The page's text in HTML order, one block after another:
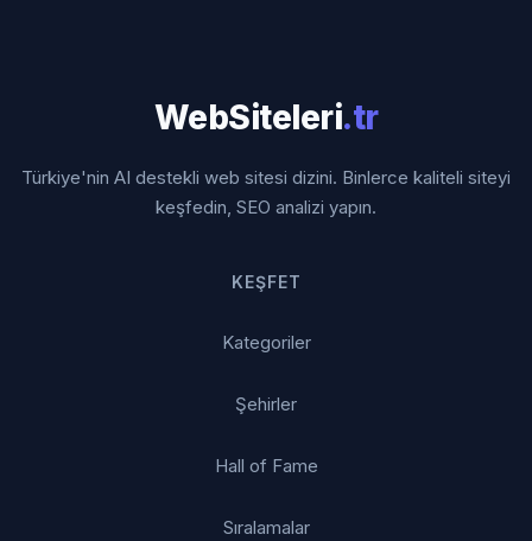
WebSiteleri.tr
Türkiye'nin AI destekli web sitesi dizini. Binlerce kaliteli siteyi
keşfedin, SEO analizi yapın.
KEŞFET
Kategoriler
Şehirler
Hall of Fame
Sıralamalar